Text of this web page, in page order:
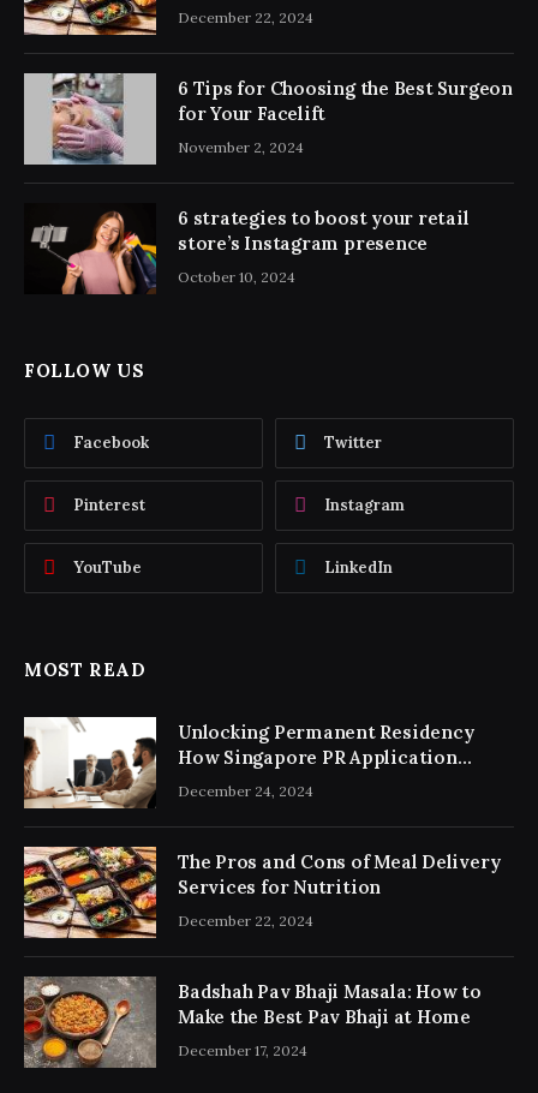
December 22, 2024
6 Tips for Choosing the Best Surgeon
for Your Facelift
November 2, 2024
6 strategies to boost your retail
store’s Instagram presence
October 10, 2024
FOLLOW US
Facebook Twitter
Pinterest Instagram
YouTube LinkedIn
MOST READ
Unlocking Permanent Residency
How Singapore PR Application
Consultancy Simplifies the Process
December 24, 2024
The Pros and Cons of Meal Delivery
Services for Nutrition
December 22, 2024
Badshah Pav Bhaji Masala: How to
Make the Best Pav Bhaji at Home
December 17, 2024